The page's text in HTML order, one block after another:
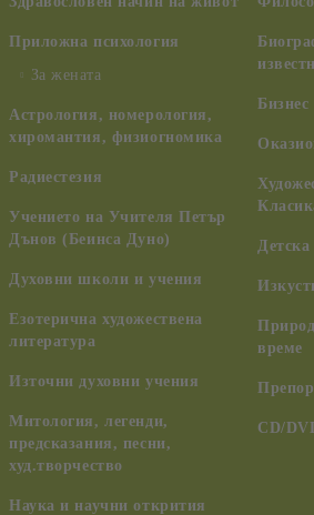
Приложна психология
За жената
Астрология, номерология,
хиромантия, физиогномика
Радиестезия
Учението на Учителя Петър
Дънов (Беинса Дуно)
Духовни школи и учения
Езотерична художествена
литература
Източни духовни учения
Митология, легенди,
предсказания, песни,
худ.творчество
Наука и научни открития
Детска
време
CD/